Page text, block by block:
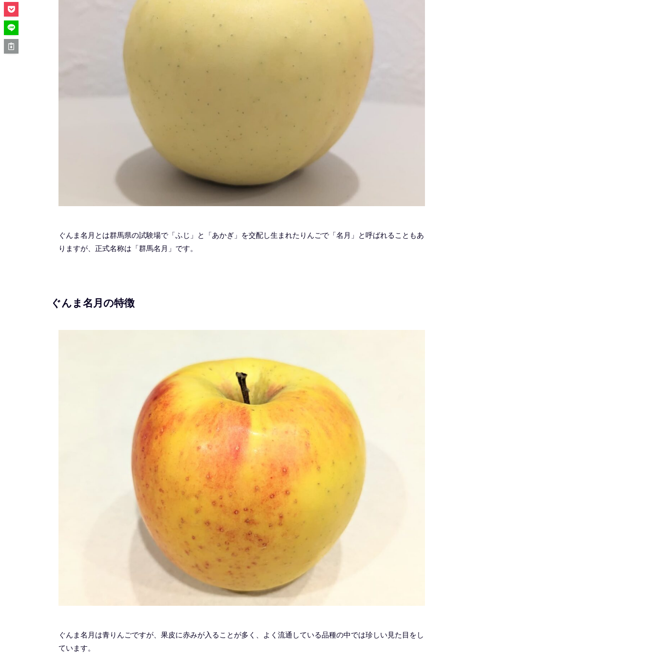
ぐんま名月とは群馬県の試験場で「ふじ」と「あかぎ」を交配し生まれたりんごで「名月」と呼ばれることもあ
りますが、正式名称は「群馬名月」です。
ぐんま名月の特徴
ぐんま名月は青りんごですが、果皮に赤みが入ることが多く、よく流通している品種の中では珍しい見た目をし
ています。